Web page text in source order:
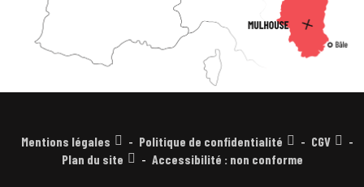
Mentions légales Politique de confidentialité
CGV
Plan du site
Accessibilité : non conforme